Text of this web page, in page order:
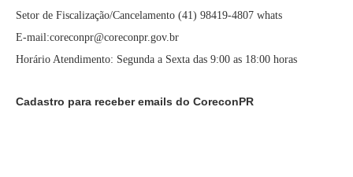
Setor de Fiscalização/Cancelamento (41) 98419-4807 whats
E-mail:coreconpr@coreconpr.gov.br
Horário Atendimento: Segunda a Sexta das 9:00 as 18:00 horas
Cadastro para receber emails do CoreconPR